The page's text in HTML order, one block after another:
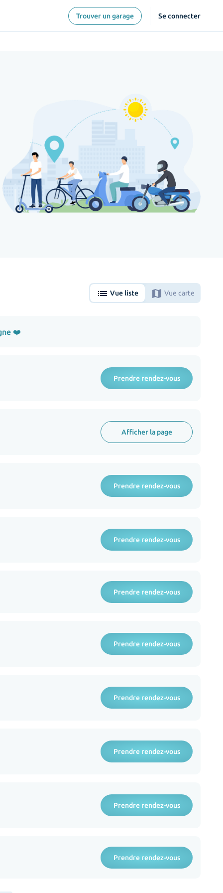
Trouver un garage Se connecter
list Vue liste map Vue carte
❤️
Prendre rendez-vous
Afficher la page
Prendre rendez-vous
Prendre rendez-vous
Prendre rendez-vous
Prendre rendez-vous
Prendre rendez-vous
Prendre rendez-vous
Prendre rendez-vous
Prendre rendez-vous